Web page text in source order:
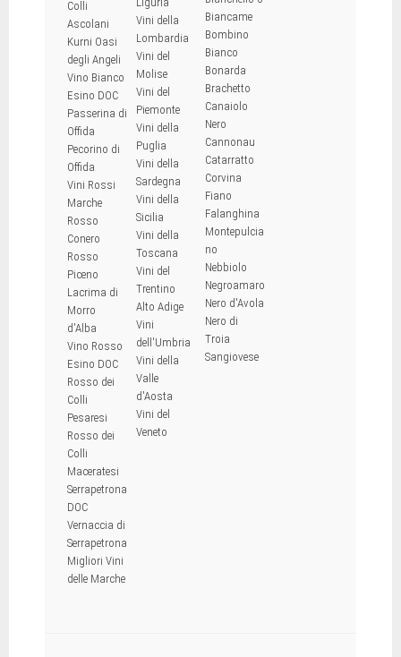
Colli
Ascolani
Kurni Oasi
degli Angeli
Vino Bianco
Esino DOC
Passerina di
Offida
Pecorino di
Offida
Vini Rossi
Marche
Rosso
Conero
Rosso
Piceno
Lacrima di
Morro
d'Alba
Vino Rosso
Esino DOC
Rosso dei
Colli
Pesaresi
Rosso dei
Colli
Maceratesi
Serrapetrona
DOC
Vernaccia di
Serrapetrona
Migliori Vini
delle Marche
Vini della
Lombardia
Vini del
Molise
Vini del
Piemonte
Vini della
Puglia
Vini della
Sardegna
Vini della
Sicilia
Vini della
Toscana
Vini del
Trentino
Alto Adige
Vini
dell'Umbria
Vini della
Valle
d'Aosta
Vini del
Veneto
Biancame
Bombino
Bianco
Bonarda
Brachetto
Canaiolo
Nero
Cannonau
Catarratto
Corvina
Fiano
Falanghina
Montepulcia
no
Nebbiolo
Negroamaro
Nero d'Avola
Nero di
Troia
Sangiovese